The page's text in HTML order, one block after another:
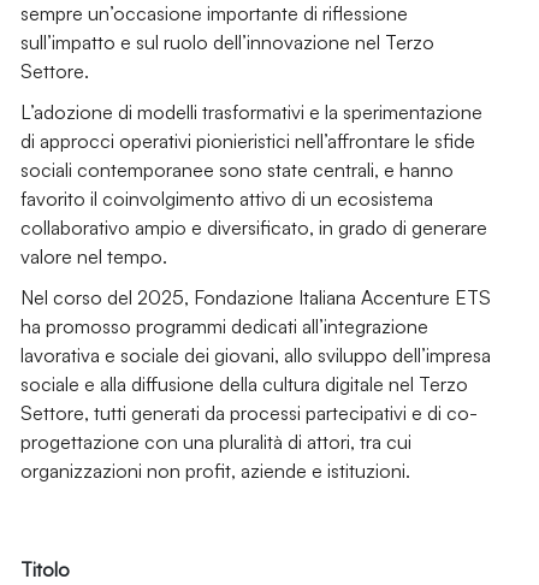
sempre un’occasione importante di riflessione
sull’impatto e sul ruolo dell’innovazione nel Terzo
Settore.
L’adozione di modelli trasformativi e la sperimentazione
di approcci operativi pionieristici nell’affrontare le sfide
sociali contemporanee sono state centrali, e hanno
favorito il coinvolgimento attivo di un ecosistema
collaborativo ampio e diversificato, in grado di generare
valore nel tempo.
Nel corso del 2025, Fondazione Italiana Accenture ETS
ha promosso programmi dedicati all’integrazione
lavorativa e sociale dei giovani, allo sviluppo dell’impresa
sociale e alla diffusione della cultura digitale nel Terzo
Settore, tutti generati da processi partecipativi e di co-
progettazione con una pluralità di attori, tra cui
organizzazioni non profit, aziende e istituzioni.
Titolo